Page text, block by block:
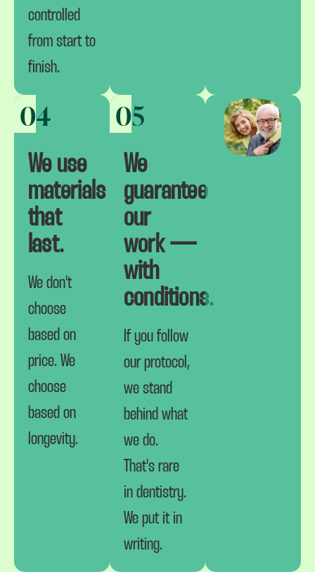
controlled
from start to
finish.
04
We use
materials
that
last.
We don't
choose
based on
price. We
choose
based on
longevity.
05
We
guarantee
our
work —
with
conditions.
If you follow
our protocol,
we stand
behind what
we do.
That's rare
in dentistry.
We put it in
writing.